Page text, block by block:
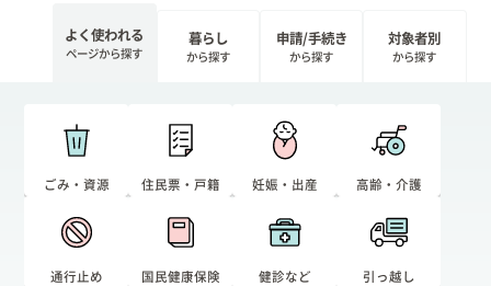
よく使われる
ページから探す
暮らし
から探す
申請/手続き
から探す
対象者別
から探す
ごみ・資源 住民票・戸籍 妊娠・出産 高齢・介護
通行止め 国民健康保険 健診など 引っ越し